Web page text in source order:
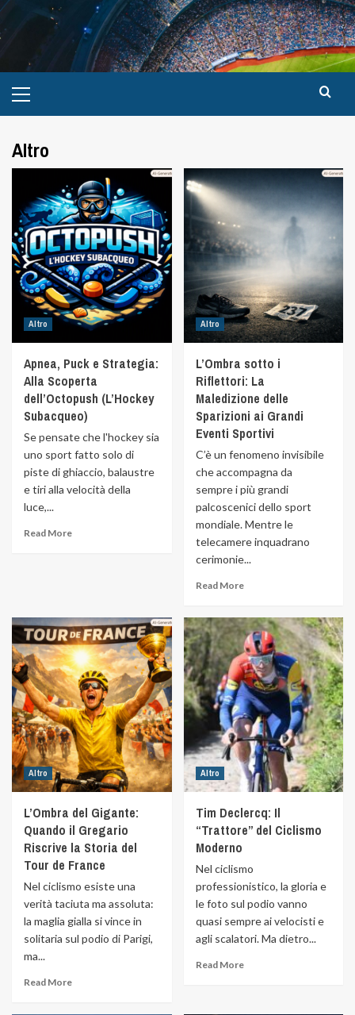
Altro
Altro
Apnea, Puck e Strategia:
Alla Scoperta
dell’Octopush (L’Hockey
Subacqueo)
Se pensate che l'hockey sia
uno sport fatto solo di
piste di ghiaccio, balaustre
e tiri alla velocità della
luce,...
Read More
Altro
L’Ombra sotto i
Riflettori: La
Maledizione delle
Sparizioni ai Grandi
Eventi Sportivi
C’è un fenomeno invisibile
che accompagna da
sempre i più grandi
palcoscenici dello sport
mondiale. Mentre le
telecamere inquadrano
cerimonie...
Read More
Altro
L’Ombra del Gigante:
Quando il Gregario
Riscrive la Storia del
Tour de France
Nel ciclismo esiste una
verità taciuta ma assoluta:
la maglia gialla si vince in
solitaria sul podio di Parigi,
ma...
Read More
Altro
Tim Declercq: Il
“Trattore” del Ciclismo
Moderno
Nel ciclismo
professionistico, la gloria e
le foto sul podio vanno
quasi sempre ai velocisti e
agli scalatori. Ma dietro...
Read More